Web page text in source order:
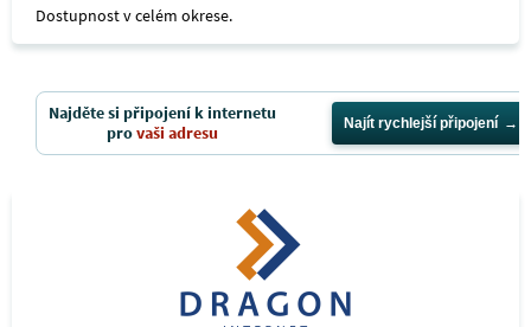
Dostupnost v celém okrese.
Najděte si připojení k internetu
provaši adresu Najít rychlejší připojení